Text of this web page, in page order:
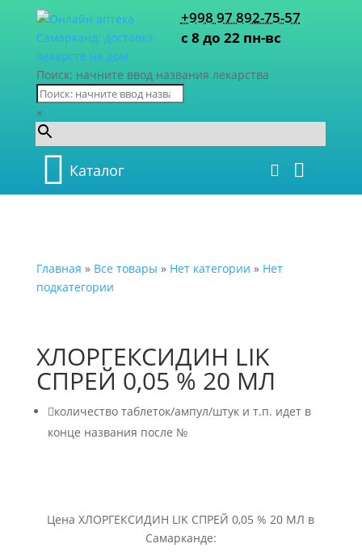
+998 97 892-75-57
с 8 до 22 пн-вс
Поиск: начните ввод названия лекарства
×
Каталог
Главная » Все товары » Нет категории » Нет
подкатегории
ХЛОРГЕКСИДИН LIK
СПРЕЙ 0,05 % 20 МЛ
количество таблеток/ампул/штук и т.п. идет в
конце названия после №
Цена ХЛОРГЕКСИДИН LIK СПРЕЙ 0,05 % 20 МЛ в
Самарканде: